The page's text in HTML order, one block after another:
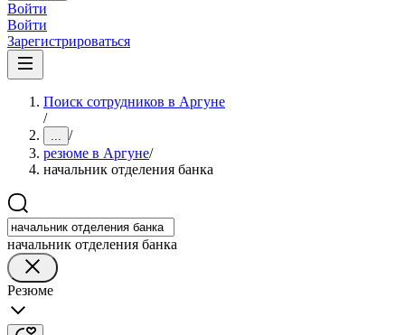
Войти
Войти
Зарегистрироваться
Поиск сотрудников в Аргуне
/
... /
резюме в Аргуне/
начальник отделения банка
начальник отделения банка
Резюме